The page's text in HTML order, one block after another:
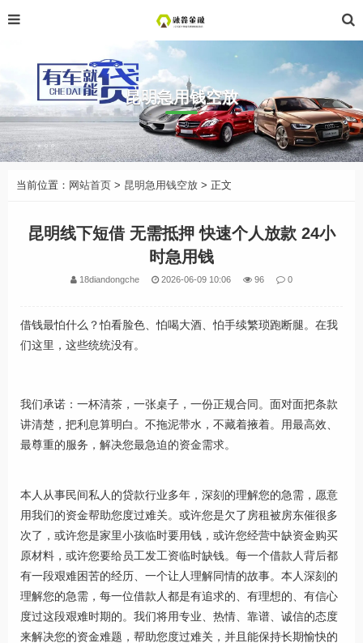
昆明急用钱空放
当前位置： 网站首页 > 昆明急用钱空放 > 正文
昆明线下短借 无需抵押 快速个人放款 24小
时急用钱
18diandongche 2026-06-09 10:06 96 0
借钱最怕什么？怕看脸色、怕喝大酒、怕手续繁琐跑断腿。在我
们这里，这些统统没有。
我们承诺：一杯清茶，一张桌子，一份正规合同。面对面把条款
讲清楚，把利息算明白。不拖泥带水，不藏着掖着。用最高效、
最尊重的服务，解决您最急迫的资金需求。
本人从事民间私人的贷款行业多年，深刻的理解您的急需，愿意
用我们的资金帮助您度过难关。或许您是欠了房租被房东催很多
次了，或许您是家里小孩临时要用钱，或许您经营中缺资金购买
原材料，或许您要给员工发工资临时缺钱。每一个借款人背后都
有一段艰难困苦的经历、一个让人理解同情的故事。本人深刻的
理解您的急需，每一位借款人都是有追求的、有理想的、有信心
度过这段艰难时期的。我们将用专业、热情、靠谱、诚信的态度
来解决您的资金难题，帮助您度过难关，并且能保持长期愉快的